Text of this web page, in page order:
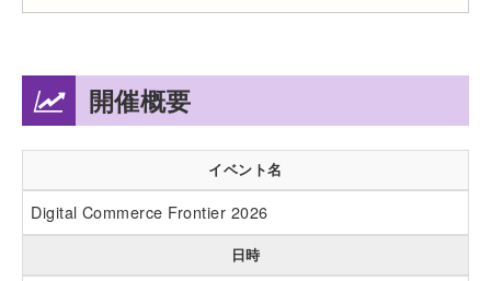
開催概要
イベント名
Digital Commerce Frontier 2026
日時